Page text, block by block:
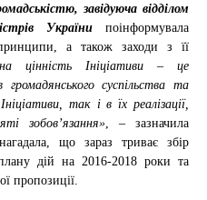
завідуюча відділом
України поінформувала
а також заходи з її
цінність Ініціативи – це
суспільства та
так і в їх реалізації,
зобов’язання», – зазначила
що зараз триває збір
дій на 2016-2018 роки та
пропозиції.